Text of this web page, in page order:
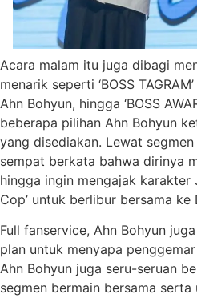
Acara malam itu juga dibagi
menarik seperti ‘BOSS
Ahn Bohyun, hingga ‘BOSS
beberapa pilihan Ahn Bohyun
yang disediakan. Lewat
sempat berkata bahwa dirinya
hingga ingin mengajak karakter
Cop’ untuk berlibur bersama ke
Full fanservice, Ahn Bohyun
plan untuk menyapa
Ahn Bohyun juga seru-seruan
segmen bermain bersama